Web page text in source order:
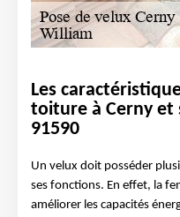
Les
toiture à Cerny et
91590
Un velux doit posséder
ses fonctions. En effet, la
améliorer les capacités